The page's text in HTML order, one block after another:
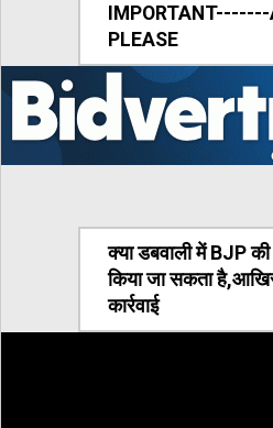
PLEASE
क्या डबवाली में BJP
किया जा सकता
कार्रवाई